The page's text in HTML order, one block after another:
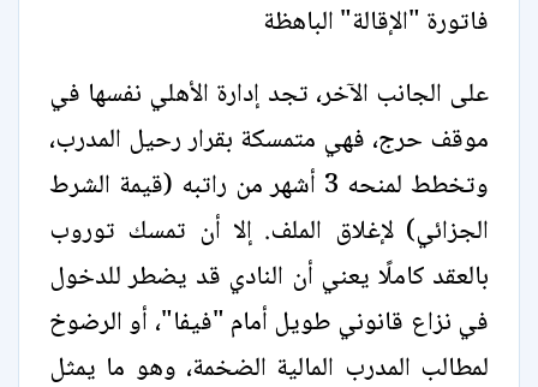
فاتورة "الإقالة" الباهظة
على الجانب الآخر، تجد إدارة الأهلي نفسها في
موقف حرج، فهي متمسكة بقرار رحيل المدرب،
وتخطط لمنحه 3 أشهر من راتبه (قيمة الشرط
الجزائي) لإغلاق الملف. إلا أن تمسك توروب
بالعقد كاملًا يعني أن النادي قد يضطر للدخول
في نزاع قانوني طويل أمام "فيفا"، أو الرضوخ
لمطالب المدرب المالية الضخمة، وهو ما يمثل